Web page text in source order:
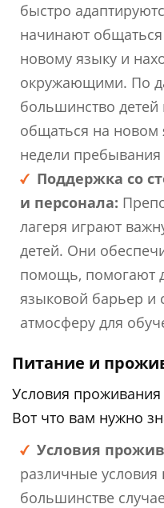
быстро
начинают общаться
новому языку и
окружающими. По
большинство
общаться на новом
недели пребывания
Поддержка со
и персонала:
лагеря играют
детей. Они
помощь, помогают
языковой барьер и
атмосферу для
Питание и
Условия
Вот что вам нужно
Условия
различные
большинстве